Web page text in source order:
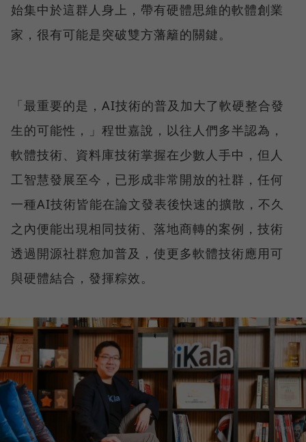
始集中於這群人身上，帶有硬體思維的軟體創業
家，很有可能是突破雙方藩籬的關鍵。
「最重要的是，AI技術的普及加大了軟硬整合發
生的可能性，」程世嘉說，以往人們多半認為，
軟體技術、資料庫技術掌握在少數人手中，但人
工智慧發展至今，已形成非常開放的社群，任何
一種AI技術皆能在論文發表後快速的擴散，不久
之內便能出現相同技術、落地商轉的案例，技術
透過開源社群愈加普及，使更多軟體技術應用可
與硬體結合，發揮粽效。